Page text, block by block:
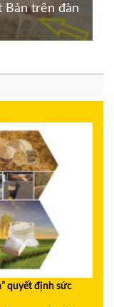
Bản trên đàn
quyết định sức